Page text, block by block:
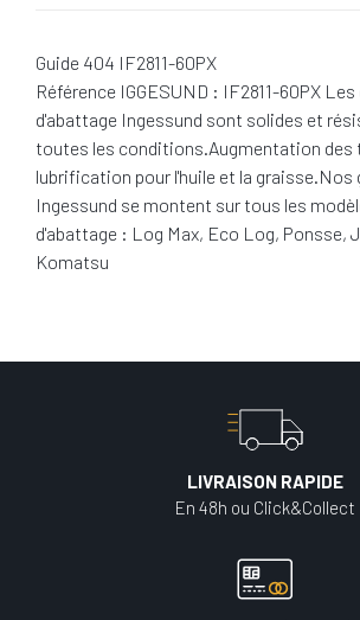
Guide 404 IF2811-60PX
Référence IGGESUND : IF2811-60PX
d'abattage Ingessund sont solides et
toutes les conditions.Augmentation des
lubrification pour l'huile et la graisse.Nos
Ingessund se montent sur tous les
d'abattage : Log Max, Eco Log, Ponsse,
Komatsu
LIVRAISON RAPIDE
En 48h ou Click&Collect